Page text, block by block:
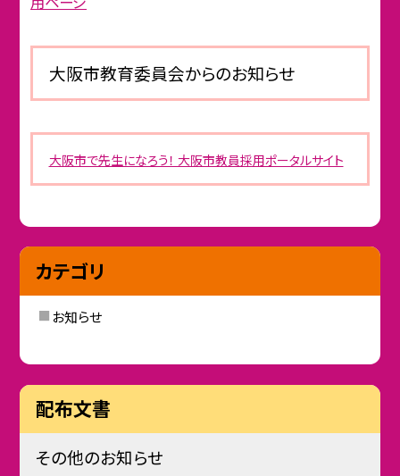
大阪市教育委員会からのお知らせ
大阪市で先生になろう！ 大阪市教員採用ポータルサイト
カテゴリ
お知らせ
配布文書
その他のお知らせ